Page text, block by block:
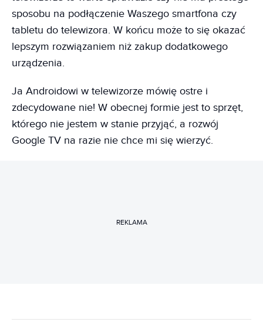
sposobu na podłączenie Waszego smartfona czy
tabletu do telewizora. W końcu może to się okazać
lepszym rozwiązaniem niż zakup dodatkowego
urządzenia.
Ja Androidowi w telewizorze mówię ostre i
zdecydowane nie! W obecnej formie jest to sprzęt,
którego nie jestem w stanie przyjąć, a rozwój
Google TV na razie nie chce mi się wierzyć.
REKLAMA